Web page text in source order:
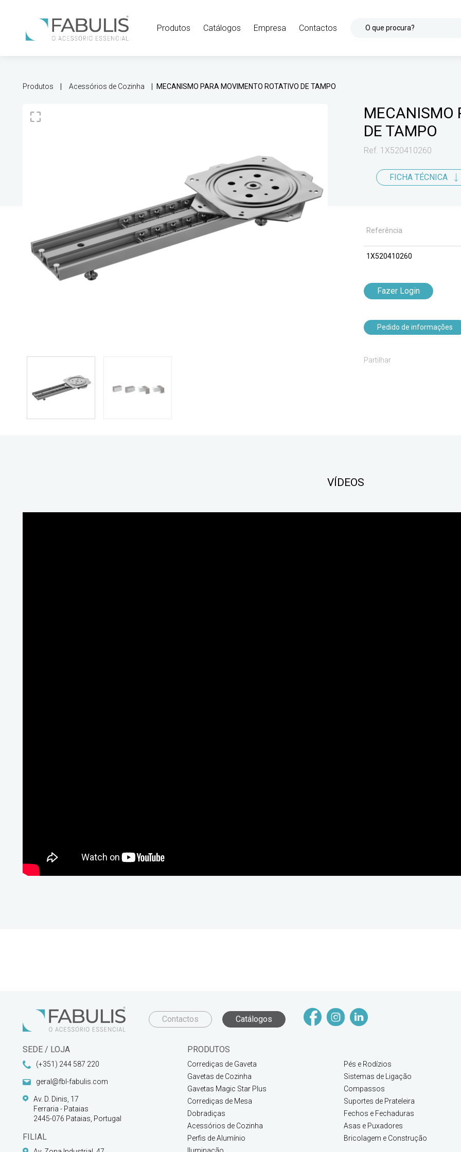
Produtos Catálogos Empresa Contactos O que procura?
Produtos Acessórios de Cozinha MECANISMO PARA MOVIMENTO ROTATIVO DE TAMPO
MECANISMO
DE TAMPO
Ref. 1X520410260
FICHA TÉCNICA
Referência
1X520410260
Fazer Login
Pedido de informações
Partilhar
VÍDEOS
Contactos Catálogos
SEDE / LOJA
(+351) 244 587 220
geral@fbl-fabulis.com
Av. D. Dinis, 17
Ferraria - Pataias
2445-076 Pataias, Portugal
FILIAL
PRODUTOS
Corrediças de Gaveta
Gavetas de Cozinha
Gavetas Magic Star Plus
Corrediças de Mesa
Dobradiças
Acessórios de Cozinha
Perfis de Alumínio
Pés e Rodízios
Sistemas de Ligação
Compassos
Suportes de Prateleira
Fechos e Fechaduras
Asas e Puxadores
Bricolagem e Construção